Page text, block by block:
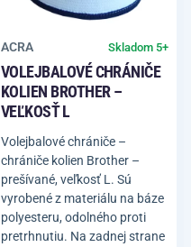
ACRA Skladom 5+
VOLEJBALOVÉ CHRÁNIČE
KOLIEN BROTHER –
VEĽKOSŤ L
Volejbalové chrániče –
chrániče kolien Brother –
prešívané, veľkosť L. Sú
vyrobené z materiálu na báze
polyesteru, odolného proti
pretrhnutiu. Na zadnej strane